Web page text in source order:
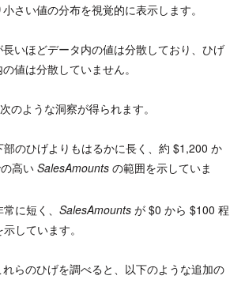
さい値の分布を視覚的に表示します。
いほどデータ内の値は分散しており、ひげ
値は分散していません。
のような洞察が得られます。
部のひげよりもはるかに長く、約 $1,200 か
高い SalesAmountsの範囲を示していま
に短く、 SalesAmountsが $0 から $100 程
しています。
らのひげを調べると、以下のような追加の